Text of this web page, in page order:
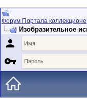
Форум Портала
Изобразительное

